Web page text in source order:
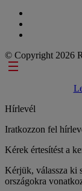
© Copyright 2026
Footer links
Hírlevél
Iratkozzon fel
Kérek értesítést a
Kérjük, válassza ki
országokra